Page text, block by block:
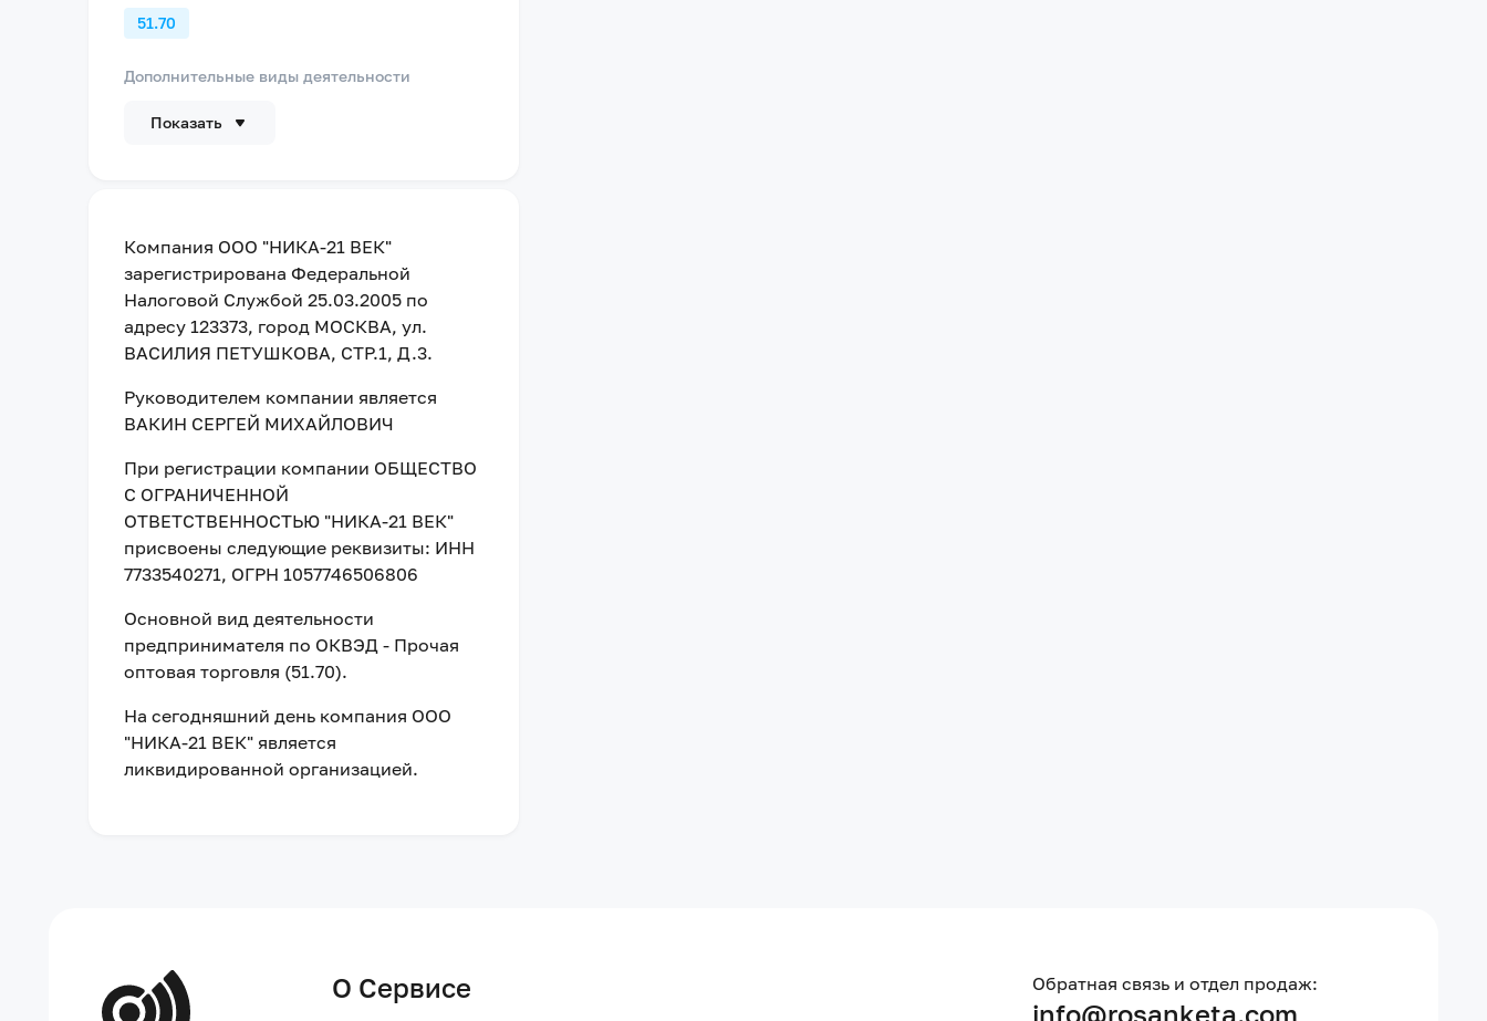
51.70
Дополнительные виды деятельности
Показать
Компания ООО "НИКА-21 ВЕК"
зарегистрирована Федеральной
Налоговой Службой 25.03.2005 по
адресу 123373, город МОСКВА, ул.
ВАСИЛИЯ ПЕТУШКОВА, СТР.1, Д.3.
Руководителем компании является
ВАКИН СЕРГЕЙ МИХАЙЛОВИЧ
При регистрации компании ОБЩЕСТВО
С ОГРАНИЧЕННОЙ
ОТВЕТСТВЕННОСТЬЮ "НИКА-21 ВЕК"
присвоены следующие реквизиты: ИНН
7733540271, ОГРН 1057746506806
Основной вид деятельности
предпринимателя по ОКВЭД - Прочая
оптовая торговля (51.70).
На сегодняшний день компания ООО
"НИКА-21 ВЕК" является
ликвидированной организацией.
О Сервисе Обратная связь и отдел продаж:
info@rosanketa.com